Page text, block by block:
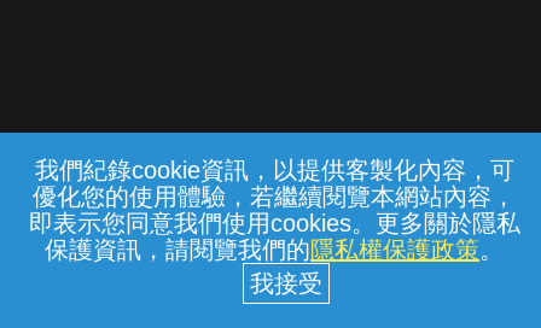
我們紀錄cookie資訊，以提供客製化內容，可
優化您的使用體驗，若繼續閱覽本網站內容，
即表示您同意我們使用cookies。更多關於隱私
保護資訊，請閱覽我們的隱私權保護政策。
常見問題 線上客服 服務條款 隱私權保護
中華電信股份有限公司個人家庭分公司
(統一編號：96979949) © 2026
{{notifyMsg}}